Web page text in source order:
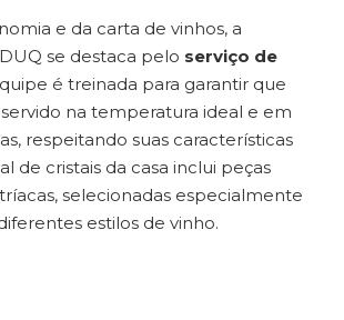
e da carta de vinhos, a
se destaca pelo serviço de
é treinada para garantir que
na temperatura ideal e em
respeitando suas características
de cristais da casa inclui peças
selecionadas especialmente
estilos de vinho.